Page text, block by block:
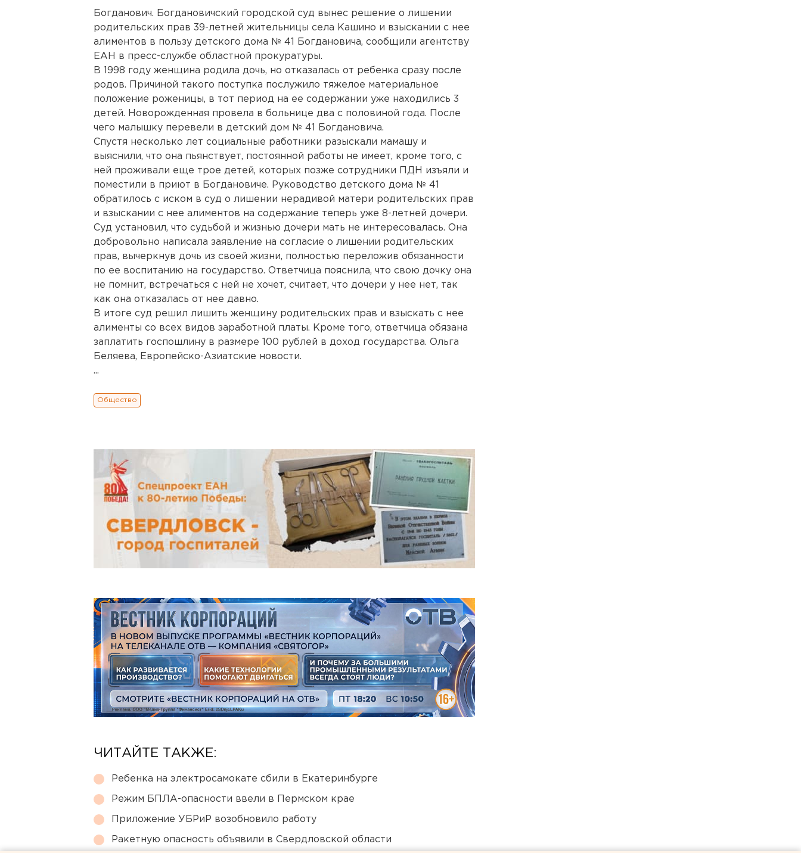
Богданович. Богдановичский городской суд вынес решение о лишении
родительских прав 39-летней жительницы села Кашино и взыскании с нее
алиментов в пользу детского дома № 41 Богдановича, сообщили агентству
ЕАН в пресс-службе областной прокуратуры.
В 1998 году женщина родила дочь, но отказалась от ребенка сразу после
родов. Причиной такого поступка послужило тяжелое материальное
положение роженицы, в тот период на ее содержании уже находились 3
детей. Новорожденная провела в больнице два с половиной года. После
чего малышку перевели в детский дом № 41 Богдановича.
Спустя несколько лет социальные работники разыскали мамашу и
выяснили, что она пьянствует, постоянной работы не имеет, кроме того, с
ней проживали еще трое детей, которых позже сотрудники ПДН изъяли и
поместили в приют в Богдановиче. Руководство детского дома № 41
обратилось с иском в суд о лишении нерадивой матери родительских прав
и взыскании с нее алиментов на содержание теперь уже 8-летней дочери.
Суд установил, что судьбой и жизнью дочери мать не интересовалась. Она
добровольно написала заявление на согласие о лишении родительских
прав, вычеркнув дочь из своей жизни, полностью переложив обязанности
по ее воспитанию на государство. Ответчица пояснила, что свою дочку она
не помнит, встречаться с ней не хочет, считает, что дочери у нее нет, так
как она отказалась от нее давно.
В итоге суд решил лишить женщину родительских прав и взыскать с нее
алименты со всех видов заработной платы. Кроме того, ответчица обязана
заплатить госпошлину в размере 100 рублей в доход государства. Ольга
Беляева, Европейско-Азиатские новости.
...
Общество
ЧИТАЙТЕ ТАКЖЕ:
Ребенка на электросамокате сбили в Екатеринбурге
Режим БПЛА-опасности ввели в Пермском крае
Приложение УБРиР возобновило работу
Ракетную опасность объявили в Свердловской области